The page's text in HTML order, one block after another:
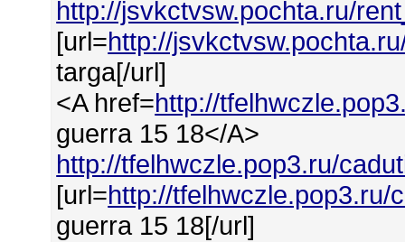
http://jsvkctvsw.pochta.ru/
[url=http://
targa[/url]
<A href=http://
guerra 15 18</A>
http://tfelhwczle.pop3.ru/
[url=http://tfelhwczle.pop3.ru/
guerra 15 18[/url]